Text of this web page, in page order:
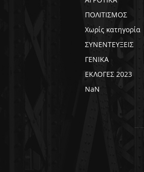
ΠΟΛΙΤΙΣΜΟΣ
Χωρίς κατηγορία
ΣΥΝΕΝΤΕΥΞΕΙΣ
ΓΕΝΙΚΑ
ΕΚΛΟΓΕΣ 2023
NaN